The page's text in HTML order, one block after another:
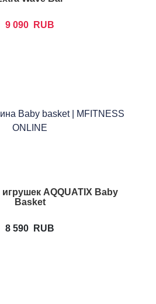
9 090 RUB
AQQUATIX Baby
Basket
8 590 RUB